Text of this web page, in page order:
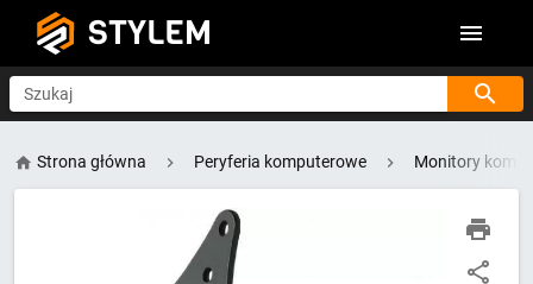
STYLEM
Szukaj
Strona główna Peryferia komputerowe Monitory